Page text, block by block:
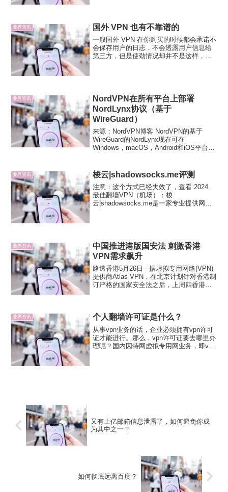
业界资讯 国外 VPN 也有不靠谱的
一般国外 VPN 在你购买的时候都会承诺不
会保存用户的日志，不会透露用户信息给
第三方，但是使劲情况却并不是这样，国
业界资讯
NordVPN在所有平台上部署
NordLynx协议（基于
WireGuard）
来源：NordVPN博客 NordVPN的基于
WireGuard的NordLynx现在可在
Windows，macOS，Android和iOS平台上
主流的协议。 ...
业界资讯 梭云|shadowsocks.me评测
注意：这个方式已经失效了，查看 2024
最佳翻墙VPN（机场）：梭
云|shadowsocks.me是一家专业提供网络
业界资讯
中国推进港版国安法 刺激香港
VPN需求飙升
路透香港5月26日 - 据虚拟专用网络(VPN)
提供商Atlas VPN，在北京计划针对香港制
订严格的国家安全法之后，上周四香港对
业界资讯 个人翻墙许可证是什么？
从事vpn业务的话，企业必须拥有vpn许可
证才能进行。那么，vpn许可证要去哪里办
理呢？国内因特网虚拟专用网业务，即vpn
又有上亿邮箱信息泄露了，如何避免你成
为其中之一？
如何彻底远离百度？